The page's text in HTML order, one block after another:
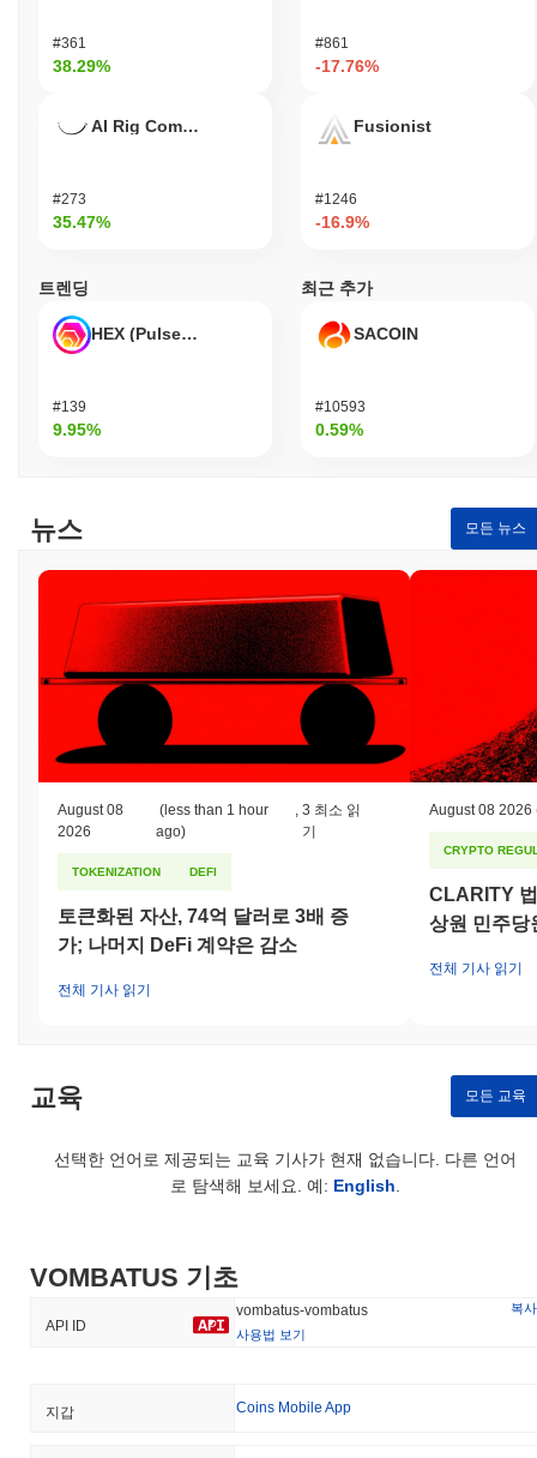
#361
38.29%
AI Rig Complex
#273
35.47%
#861
-17.76%
Fusionist
#1246
-16.9%
트렌딩
HEX (Pulsechain)
#139
9.95%
최근 추가
SACOIN
#10593
0.59%
뉴스 모든 뉴스
August 08
2026
(less than 1 hour
ago)
3 최소 읽
기
TOKENIZATION DEFI
토큰화된 자산, 74억 달러로 3배 증
가; 나머지 DeFi 계약은 감소
전체 기사 읽기
August 08 2026
CRYPTO
CLARITY
상원 민주당
전체 기사 읽기
교육 모든 교육
선택한 언어로 제공되는 교육 기사가 현재 없습니다. 다른 언어
로 탐색해 보세요. 예: English
VOMBATUS 기초
API ID
vombatus-vombatus
복사
사용법 보기
지갑 Coins Mobile App